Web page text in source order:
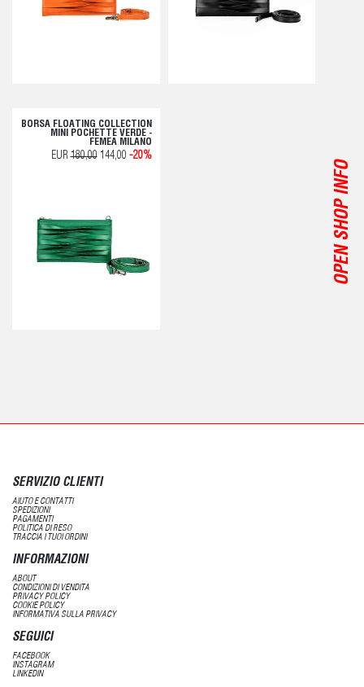
OPEN SHOP INFO
BORSA FLOATING COLLECTION
MINI POCHETTE VERDE -
FEMEA MILANO
EUR180,00144,00 -20%
SERVIZIO CLIENTI
AIUTO E CONTATTI
SPEDIZIONI
PAGAMENTI
POLITICA DI RESO
TRACCIA I TUOI ORDINI
INFORMAZIONI
ABOUT
CONDIZIONI DI VENDITA
PRIVACY POLICY
COOKIE POLICY
INFORMATIVA SULLA PRIVACY
SEGUICI
FACEBOOK
INSTAGRAM
LINKEDIN